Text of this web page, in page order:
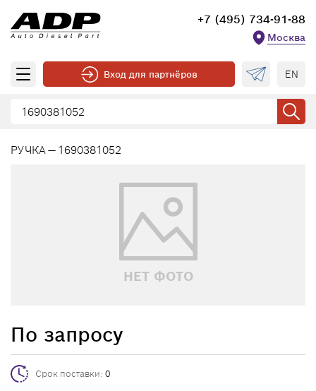
+7 (495) 734-91-88
Москва
Вход для партнёров EN
РУЧКА — 1690381052
НЕТ ФОТО
По запросу
Срок поставки: 0